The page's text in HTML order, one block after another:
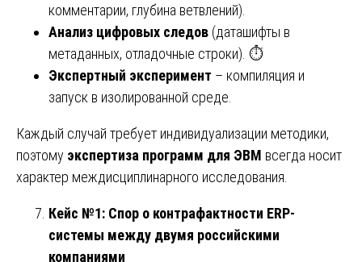
комментарии, глубина ветвлений).
Анализ цифровых следов (даташифты в
метаданных, отладочные строки). ⏱️
Экспертный эксперимент – компиляция и
запуск в изолированной среде.
Каждый случай требует индивидуализации методики,
поэтому экспертиза программ для ЭВМ всегда носит
характер междисциплинарного исследования.
Кейс №1: Спор о контрафактности ERP-
системы между двумя российскими
компаниями